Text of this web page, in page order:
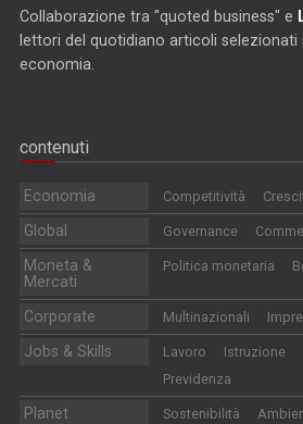
Collaborazione tra "quoted business" e
lettori del quotidiano articoli selezionati
economia.
contenuti
Economia Competitività
Global Governance
Moneta &
Mercati
Politica monetaria
Corporate Multinazionali
Jobs & Skills Lavoro Istruzione
Previdenza
Planet Sostenibilità